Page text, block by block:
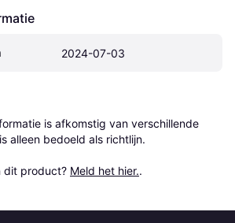
2024-07-03
is afkomstig van verschillende
alleen bedoeld als richtlijn.
dit product? Meld het hier..